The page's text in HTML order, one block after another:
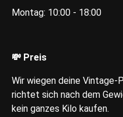
Montag: 10:00 - 18:00
💸 Preis
Wir wiegen deine Vintage-
richtet sich nach dem
kein ganzes Kilo kaufen.